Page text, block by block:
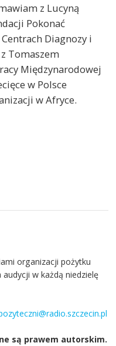
z Lucyną
Pokonać
Diagnozy i
Tomaszem
Międzynarodowej
w Polsce
w Afryce.
organizacji pożytku
w każdą niedzielę
są prawem autorskim.